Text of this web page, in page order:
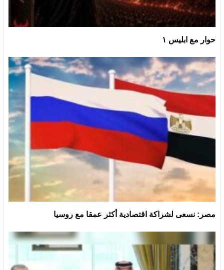
حوار مع ابليس ١
مصر: نسعى لشراكة اقتصادية أكثر عمقا مع روسيا